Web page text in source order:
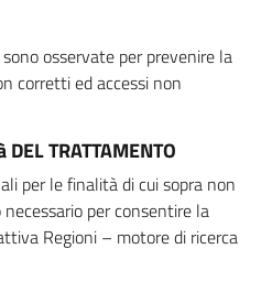
osservate per prevenire la
corretti ed accessi non
DEL TRATTAMENTO
per le finalità di cui sopra non
per consentire la
Regioni – motore di ricerca